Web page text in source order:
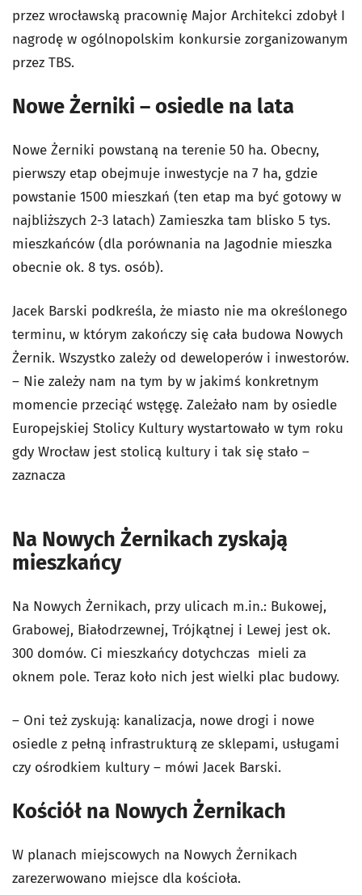
przez wrocławską pracownię Major Architekci zdobył I
nagrodę w ogólnopolskim konkursie zorganizowanym
przez TBS.
Nowe Żerniki – osiedle na lata
Nowe Żerniki powstaną na terenie 50 ha. Obecny,
pierwszy etap obejmuje inwestycje na 7 ha, gdzie
powstanie 1500 mieszkań (ten etap ma być gotowy w
najbliższych 2-3 latach) Zamieszka tam blisko 5 tys.
mieszkańców (dla porównania na Jagodnie mieszka
obecnie ok. 8 tys. osób).
Jacek Barski podkreśla, że miasto nie ma określonego
terminu, w którym zakończy się cała budowa Nowych
Żernik. Wszystko zależy od deweloperów i inwestorów.
– Nie zależy nam na tym by w jakimś konkretnym
momencie przeciąć wstęgę. Zależało nam by osiedle
Europejskiej Stolicy Kultury wystartowało w tym roku
gdy Wrocław jest stolicą kultury i tak się stało –
zaznacza
Na Nowych Żernikach zyskają
mieszkańcy
Na Nowych Żernikach, przy ulicach m.in.: Bukowej,
Grabowej, Białodrzewnej, Trójkątnej i Lewej jest ok.
300 domów. Ci mieszkańcy dotychczas mieli za
oknem pole. Teraz koło nich jest wielki plac budowy.
– Oni też zyskują: kanalizacja, nowe drogi i nowe
osiedle z pełną infrastrukturą ze sklepami, usługami
czy ośrodkiem kultury – mówi Jacek Barski.
Kościół na Nowych Żernikach
W planach miejscowych na Nowych Żernikach
zarezerwowano miejsce dla kościoła.